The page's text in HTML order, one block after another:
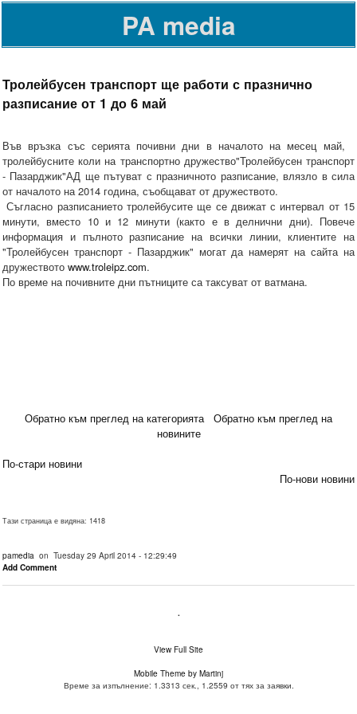
PA media
Тролейбусен транспорт ще работи с празнично
разписание от 1 до 6 май
Във връзка със серията почивни дни в началото на месец май,
тролейбусните коли на транспортно дружество"Тролейбусен транспорт
- Пазарджик"АД ще пътуват с празничното разписание, влязло в сила
от началото на 2014 година, съобщават от дружеството.
Съгласно разписанието тролейбусите ще се движат с интервал от 15
минути, вместо 10 и 12 минути (както е в делнични дни). Повече
информация и пълното разписание на всички линии, клиентите на
"Тролейбусен транспорт - Пазарджик" могат да намерят на сайта на
дружеството www.troleipz.com.
По време на почивните дни пътниците са таксуват от ватмана.
Обратно към преглед на категорията
Обратно към преглед на
новините
По-стари новини
По-нови новини
Тази страница е видяна: 1418
pamedia on Tuesday 29 April 2014 - 12:29:49
Add Comment
.
View Full Site
Mobile Theme by Martinj
Време за изпълнение: 1.3313 сек., 1.2559 от тях за заявки.